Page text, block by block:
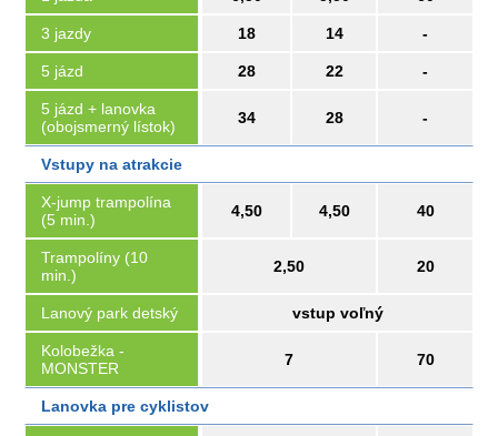
3 jazdy 18 14 -
5 jázd 28 22 -
5 jázd + lanovka
(obojsmerný lístok)
34 28 -
Vstupy na atrakcie
X-jump trampolína
(5 min.)
4,50 4,50 40
Trampolíny (10
min.)
2,50 20
Lanový park detský vstup voľný
Kolobežka -
MONSTER
7 70
Lanovka pre cyklistov